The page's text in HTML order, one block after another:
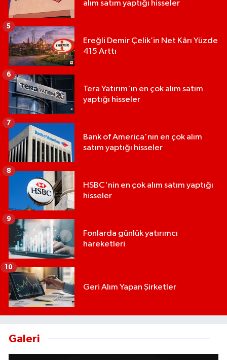
alım satım yaptığı hisseler
Ereğli Demir Çelik’in Net Kârı Yüzde
415 Arttı
5
Tera Yatırım'ın en çok alım satım
yaptığı hisseler
6
Bank of America'nın en çok alım
satım yaptığı hisseler
7
HSBC'nin en çok alım satım yaptığı
hisseler
8
Fonlarda günlük yatırımcı
hareketleri
9
Geri Alım Yapan Şirketler
10
Galeri